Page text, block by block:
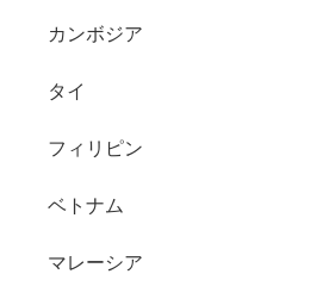
カンボジア
タイ
フィリピン
ベトナム
マレーシア